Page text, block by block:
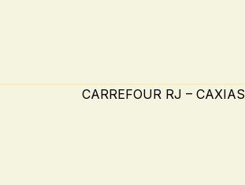
CARREFOUR RJ – CAXIAS